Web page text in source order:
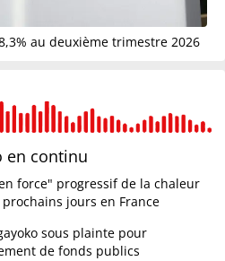
au deuxième trimestre 2026
en continu
force" progressif de la chaleur
jours en France
sous plainte pour
de fonds publics